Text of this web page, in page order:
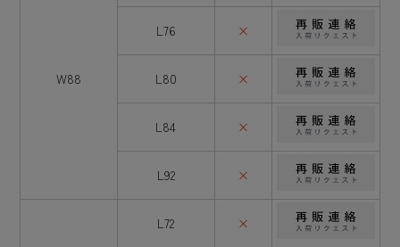
W88
L76 ×
L80 ×
L84 ×
L92 ×
L72 ×